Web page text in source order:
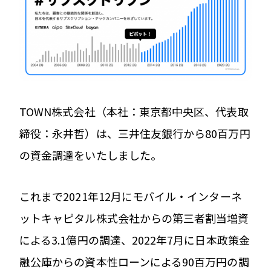
TOWN株式会社（本社：東京都中央区、代表取
締役：永井哲）は、三井住友銀行から80百万円
の資金調達をいたしました。
これまで2021年12月にモバイル・インターネ
ットキャピタル株式会社からの第三者割当増資
による3.1億円の調達、2022年7月に日本政策金
融公庫からの資本性ローンによる90百万円の調